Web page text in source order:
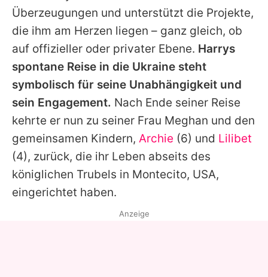
Überzeugungen und unterstützt die Projekte,
die ihm am Herzen liegen – ganz gleich, ob
auf offizieller oder privater Ebene. Harrys
spontane Reise in die Ukraine steht
symbolisch für seine Unabhängigkeit und
sein Engagement. Nach Ende seiner Reise
kehrte er nun zu seiner Frau Meghan und den
gemeinsamen Kindern, Archie (6) und Lilibet
(4), zurück, die ihr Leben abseits des
königlichen Trubels in Montecito, USA,
eingerichtet haben.
Anzeige